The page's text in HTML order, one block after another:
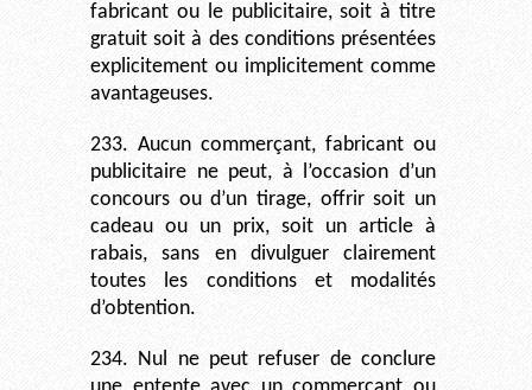
fabricant ou le publicitaire, soit à titre
gratuit soit à des conditions présentées
explicitement ou implicitement comme
avantageuses.
233. Aucun commerçant, fabricant ou
publicitaire ne peut, à l’occasion d’un
concours ou d’un tirage, offrir soit un
cadeau ou un prix, soit un article à
rabais, sans en divulguer clairement
toutes les conditions et modalités
d’obtention.
234. Nul ne peut refuser de conclure